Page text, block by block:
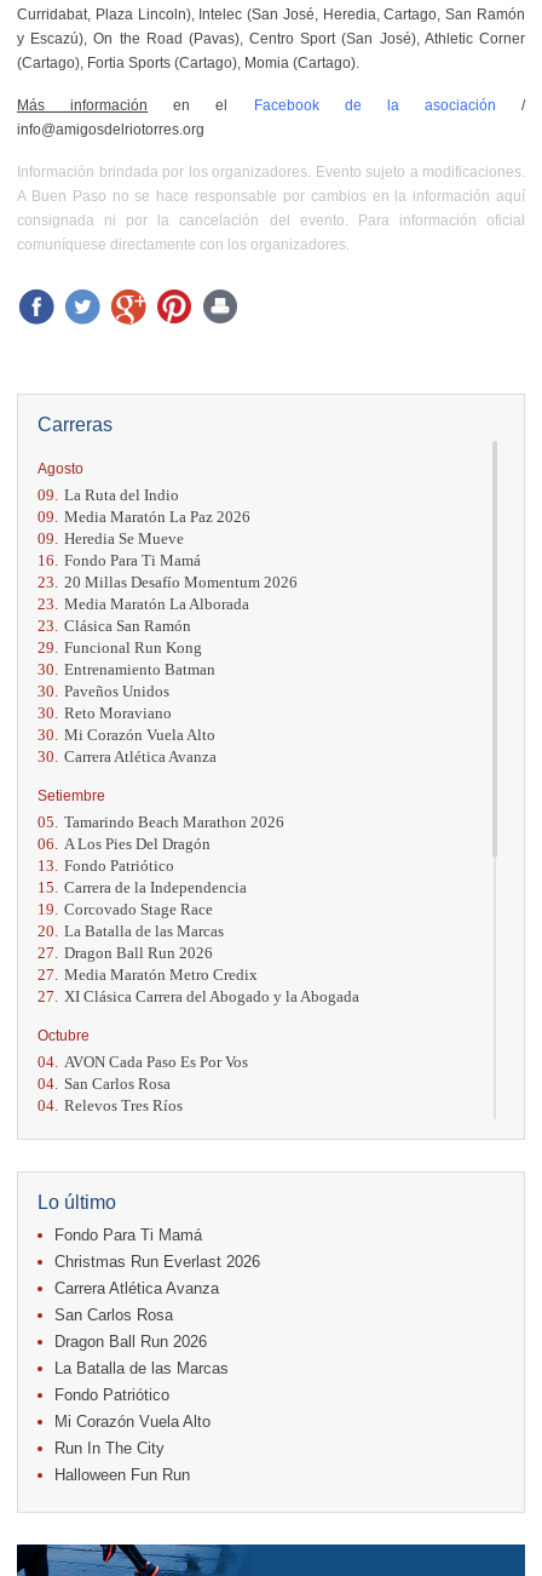
Carreras
Agosto
09. La Ruta del Indio
09. Media Maratón La Paz 2026
09. Heredia Se Mueve
16. Fondo Para Ti Mamá
23. 20 Millas Desafío Momentum 2026
23. Media Maratón La Alborada
23. Clásica San Ramón
29. Funcional Run Kong
30. Entrenamiento Batman
30. Paveños Unidos
30. Reto Moraviano
30. Mi Corazón Vuela Alto
30. Carrera Atlética Avanza
Setiembre
05. Tamarindo Beach Marathon 2026
06.
A Los Pies Del Dragón
13. Fondo Patriótico
15. Carrera de la Independencia
19. Corcovado Stage Race
20. La Batalla de las Marcas
27. Dragon Ball Run 2026
27. Media Maratón Metro Credix
27.
XI Clásica Carrera del Abogado y la Abogada
Octubre
04. AVON Cada Paso Es Por Vos
04. San Carlos Rosa
04. Relevos Tres Ríos
17. Caribe Paradise Run
18.
Casa Turire Trail Run
18. Warriors Run Circuit
18. Samsung Jacó Beach Half Marathon 2026
25. KRun by Under Armour
25. Run Alajuela
Noviembre
08. Lindora Run
15. Entre Pan y Rosas
Diciembre
06. Trail Vulcania 2026
12. Media Maratón Puntarenas 2026
Lo último
Fondo Para Ti Mamá
Christmas Run Everlast 2026
Carrera Atlética Avanza
San Carlos Rosa
Dragon Ball Run 2026
La Batalla de las Marcas
Fondo Patriótico
Mi Corazón Vuela Alto
Run In The City
Halloween Fun Run
Curridabat, Plaza Lincoln), Intelec (San José, Heredia, Cartago, San Ramón
y Escazú), On the Road (Pavas), Centro Sport (San José), Athletic Corner
(Cartago), Fortia Sports (Cartago), Momia (Cartago).
Más información en el Facebook de la asociación /
info@amigosdelriotorres.org
Información brindada por los organizadores. Evento sujeto a modificaciones.
A Buen Paso no se hace responsable por cambios en la información aquí
consignada ni por la cancelación del evento. Para información oficial
comuníquese directamente con los organizadores.